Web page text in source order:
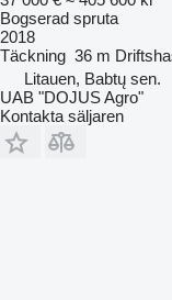
Bogserad spruta
2018
Täckning 36 m
Litauen, Babtų sen.
UAB "DOJUS Agro"
Kontakta säljaren